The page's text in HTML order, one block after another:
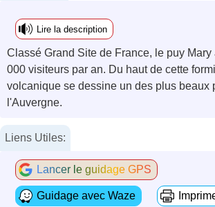
Lire la description
Classé Grand Site de France, le puy Mary
000 visiteurs par an. Du haut de cette
volcanique se dessine un des plus beaux
l'Auvergne.
Liens Utiles:
Lancer le guidage GPS
Guidage avec Waze